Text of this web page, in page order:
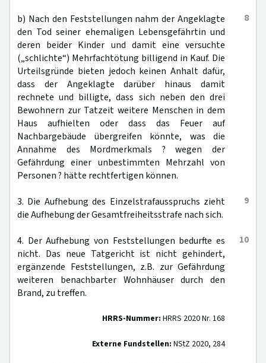
8
b) Nach den Feststellungen nahm der Angeklagte
den Tod seiner ehemaligen Lebensgefährtin und
deren beider Kinder und damit eine versuchte
(„schlichte“) Mehrfachtötung billigend in Kauf. Die
Urteilsgründe bieten jedoch keinen Anhalt dafür,
dass der Angeklagte darüber hinaus damit
rechnete und billigte, dass sich neben den drei
Bewohnern zur Tatzeit weitere Menschen in dem
Haus aufhielten oder dass das Feuer auf
Nachbargebäude übergreifen könnte, was die
Annahme des Mordmerkmals ? wegen der
Gefährdung einer unbestimmten Mehrzahl von
Personen ? hätte rechtfertigen können.
9
3. Die Aufhebung des Einzelstrafausspruchs zieht
die Aufhebung der Gesamtfreiheitsstrafe nach sich.
10
4. Der Aufhebung von Feststellungen bedurfte es
nicht. Das neue Tatgericht ist nicht gehindert,
ergänzende Feststellungen, z.B. zur Gefährdung
weiteren benachbarter Wohnhäuser durch den
Brand, zu treffen.
HRRS-Nummer: HRRS 2020 Nr. 168
Externe Fundstellen: NStZ 2020, 284